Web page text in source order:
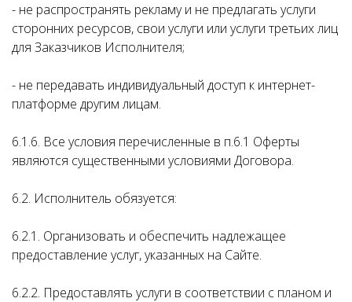
- не распространять рекламу и не предлагать услуги
сторонних ресурсов, свои услуги или услуги третьих лиц
для Заказчиков Исполнителя;
- не передавать индивидуальный доступ к интернет-
платформе другим лицам.
6.1.6. Все условия перечисленные в п.6.1 Оферты
являются существенными условиями Договора.
6.2. Исполнитель обязуется:
6.2.1. Организовать и обеспечить надлежащее
предоставление услуг, указанных на Сайте.
6.2.2. Предоставлять услуги в соответствии с планом и